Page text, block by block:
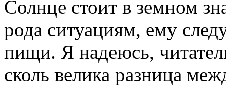
Солнце стоит в земном
рода ситуациям, ему
пищи. Я надеюсь,
сколь велика разница